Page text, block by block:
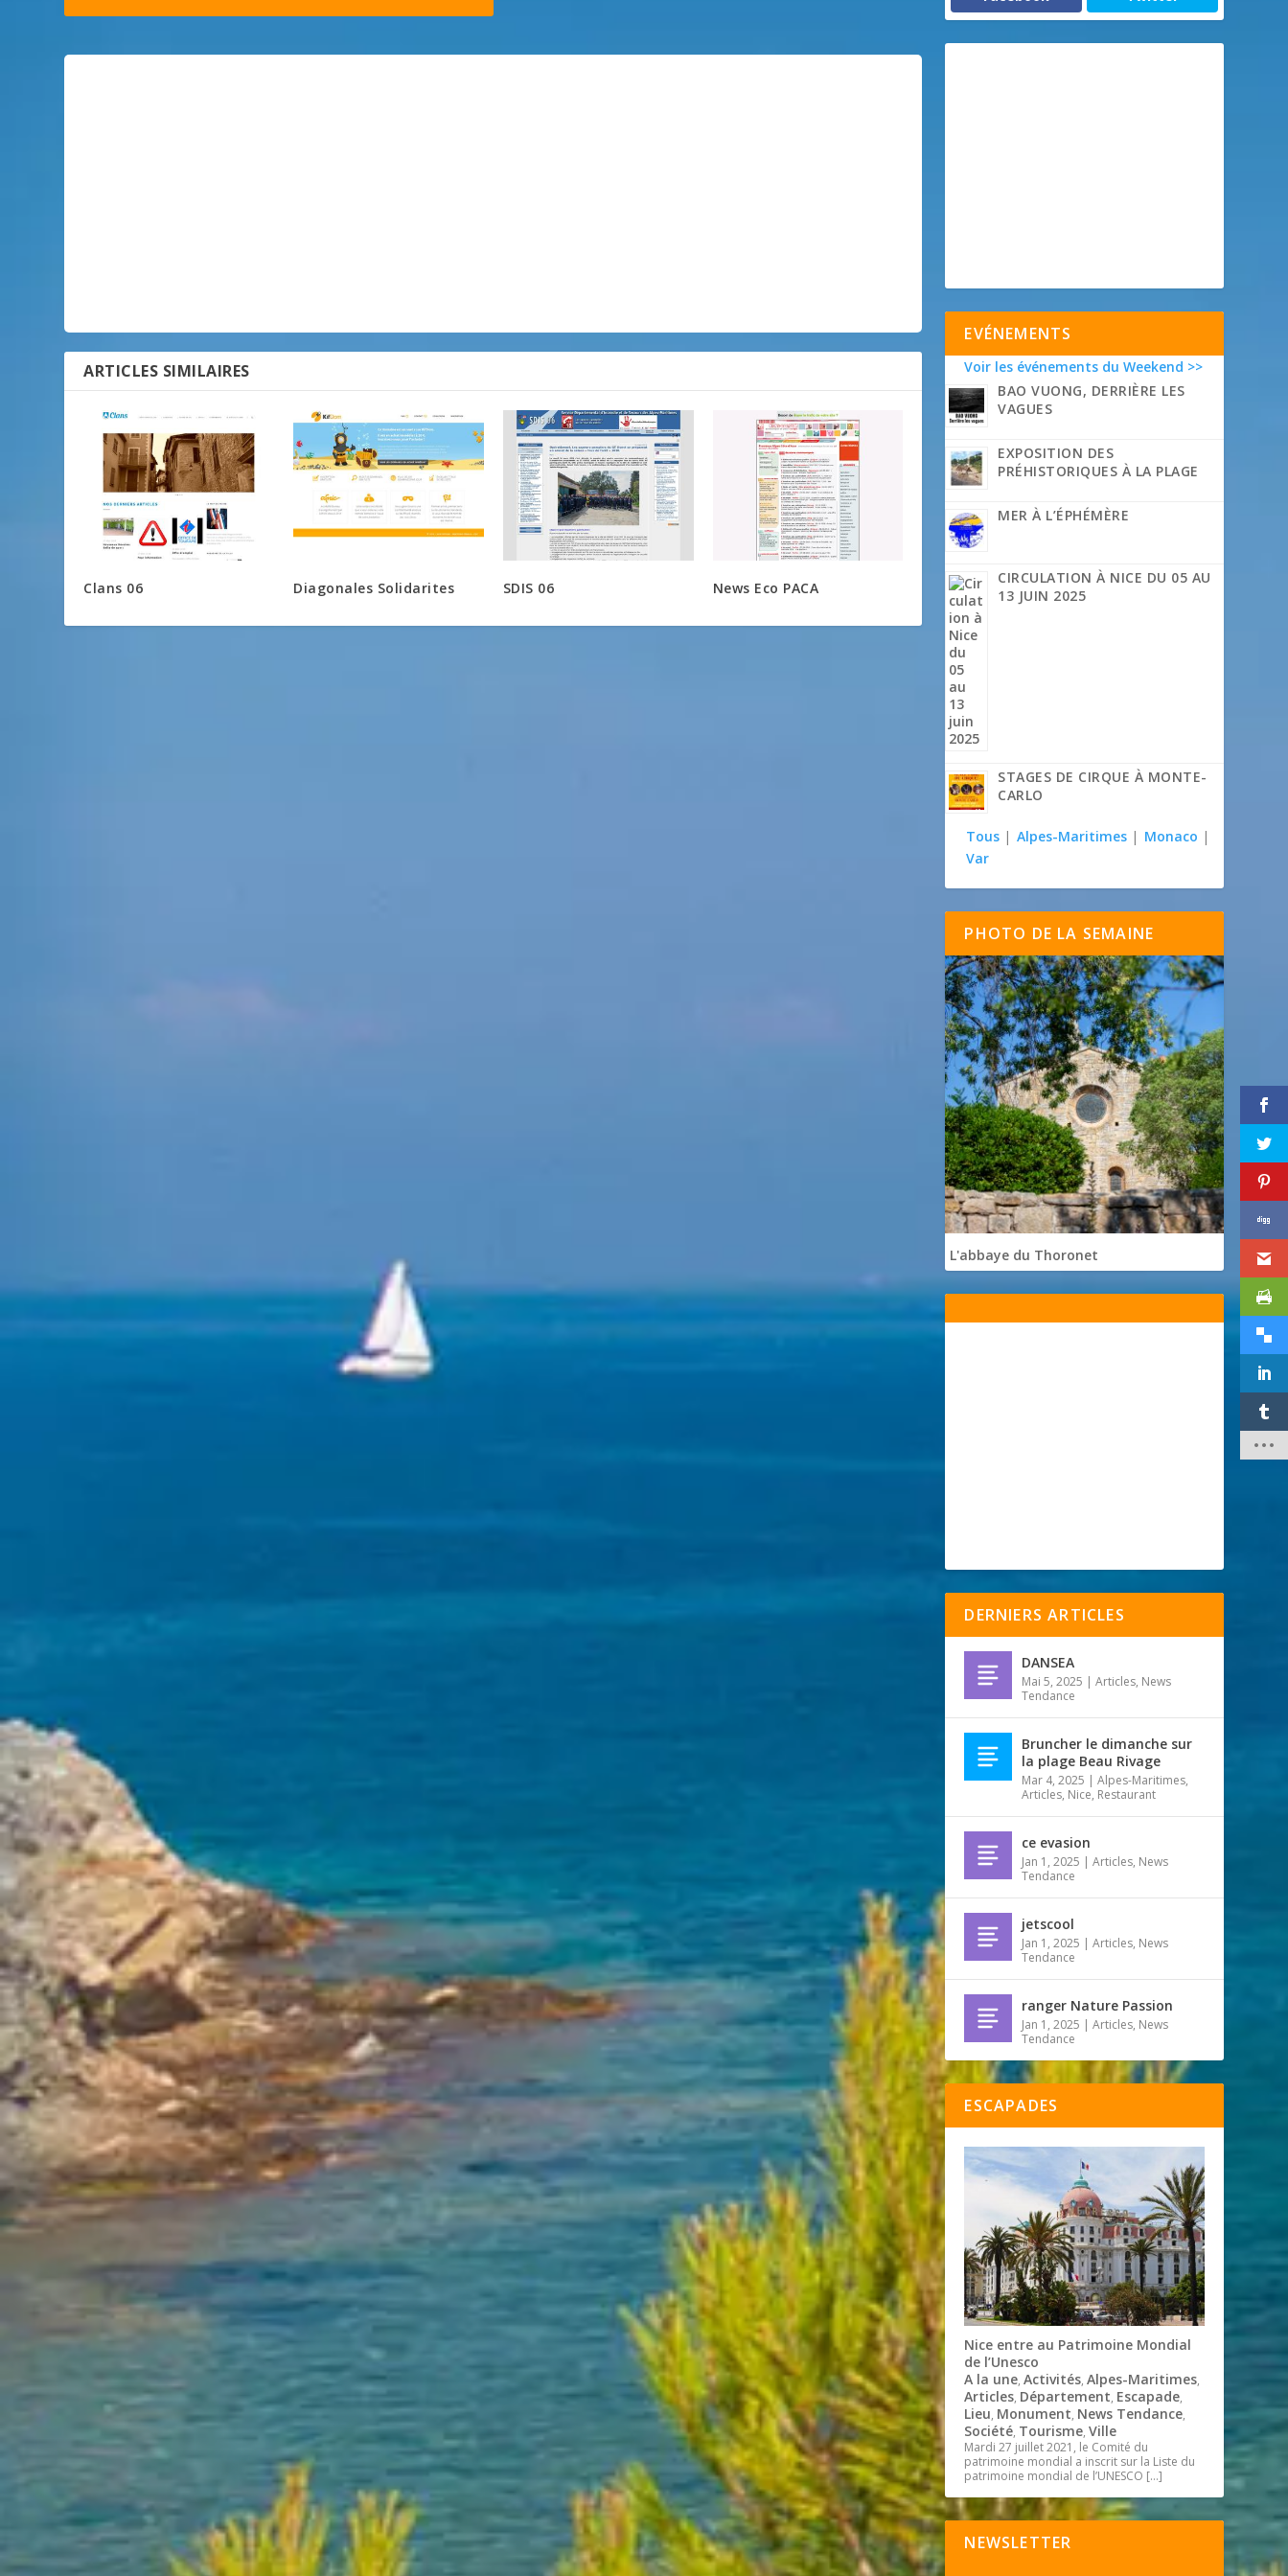
ARTICLES SIMILAIRES
Clans 06 Diagonales Solidarites SDIS 06 News Eco PACA
EVÉNEMENTS
Voir les événements du Weekend >>
BAO VUONG, DERRIÈRE LES
VAGUES
EXPOSITION DES
PRÉHISTORIQUES À LA PLAGE
MER À L’ÉPHÉMÈRE
CIRCULATION À NICE DU 05 AU
13 JUIN 2025
STAGES DE CIRQUE À MONTE-
CARLO
Tous | Alpes-Maritimes | Monaco |
Var
PHOTO DE LA SEMAINE
L'abbaye du Thoronet
DERNIERS ARTICLES
DANSEA
Mai 5, 2025 |Articles, News
Tendance
Bruncher le dimanche sur
la plage Beau Rivage
Mar 4, 2025 |Alpes-Maritimes,
Articles, Nice, Restaurant
ce evasion
Jan 1, 2025 |Articles, News
Tendance
jetscool
Jan 1, 2025 |Articles, News
Tendance
ranger Nature Passion
Jan 1, 2025 |Articles, News
Tendance
ESCAPADES
Nice entre au Patrimoine Mondial
de l’Unesco
A la une,Activités,Alpes-Maritimes,
Articles, Département, Escapade,
Lieu, Monument, News Tendance,
Société, Tourisme,Ville
Mardi 27 juillet 2021, le Comité du
patrimoine mondial a inscrit sur la Liste du
patrimoine mondial de l’UNESCO […]
NEWSLETTER